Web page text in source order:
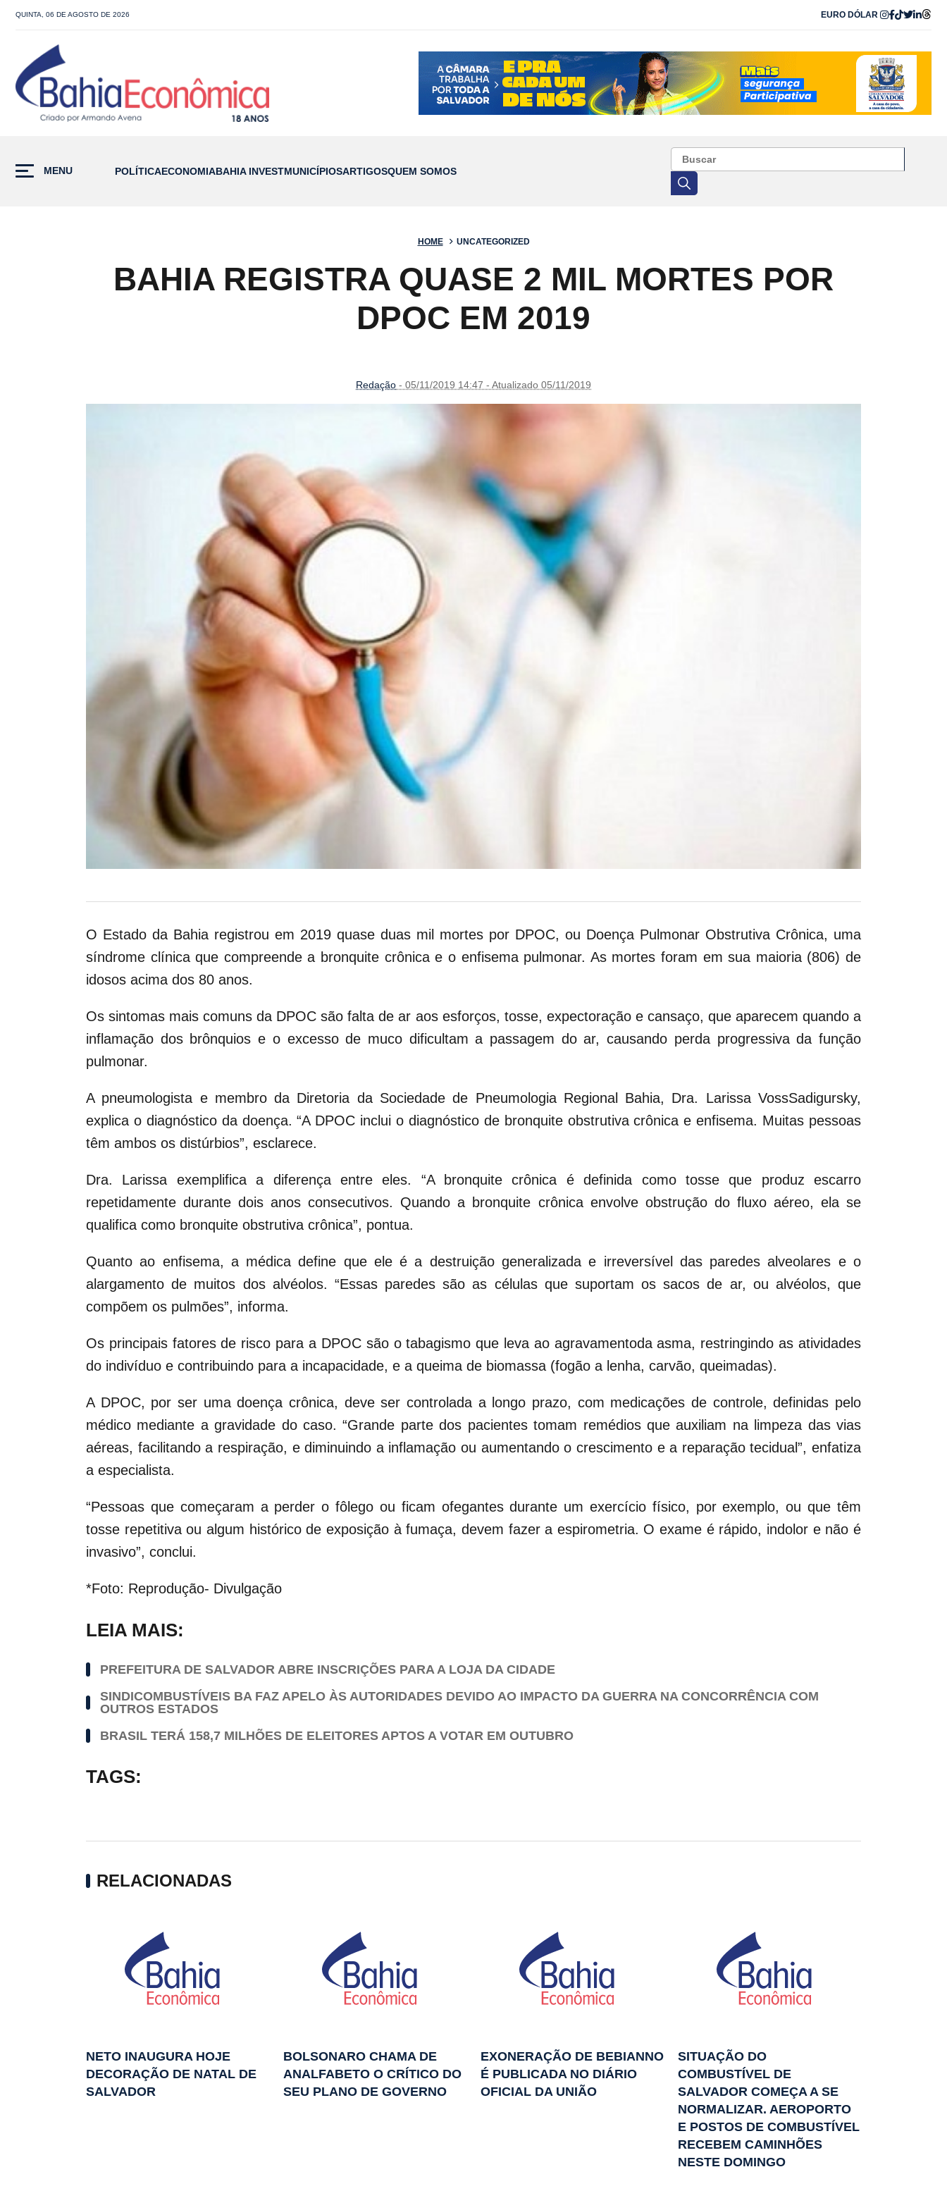
QUINTA, 06 DE AGOSTO DE 2026 EURO DÓLAR
MENU POLÍTICAECONOMIABAHIA INVESTMUNICÍPIOSARTIGOSQUEM SOMOS
HOME UNCATEGORIZED
BAHIA REGISTRA QUASE 2 MIL MORTES POR
DPOC EM 2019
Redação - 05/11/2019 14:47 - Atualizado 05/11/2019
O Estado da Bahia registrou em 2019 quase duas mil mortes por DPOC, ou Doença Pulmonar Obstrutiva Crônica, uma
síndrome clínica que compreende a bronquite crônica e o enfisema pulmonar. As mortes foram em sua maioria (806) de
idosos acima dos 80 anos.
Os sintomas mais comuns da DPOC são falta de ar aos esforços, tosse, expectoração e cansaço, que aparecem quando a
inflamação dos brônquios e o excesso de muco dificultam a passagem do ar, causando perda progressiva da função
pulmonar.
A pneumologista e membro da Diretoria da Sociedade de Pneumologia Regional Bahia, Dra. Larissa VossSadigursky,
explica o diagnóstico da doença. “A DPOC inclui o diagnóstico de bronquite obstrutiva crônica e enfisema. Muitas pessoas
têm ambos os distúrbios”, esclarece.
Dra. Larissa exemplifica a diferença entre eles. “A bronquite crônica é definida como tosse que produz escarro
repetidamente durante dois anos consecutivos. Quando a bronquite crônica envolve obstrução do fluxo aéreo, ela se
qualifica como bronquite obstrutiva crônica”, pontua.
Quanto ao enfisema, a médica define que ele é a destruição generalizada e irreversível das paredes alveolares e o
alargamento de muitos dos alvéolos. “Essas paredes são as células que suportam os sacos de ar, ou alvéolos, que
compõem os pulmões”, informa.
Os principais fatores de risco para a DPOC são o tabagismo que leva ao agravamentoda asma, restringindo as atividades
do indivíduo e contribuindo para a incapacidade, e a queima de biomassa (fogão a lenha, carvão, queimadas).
A DPOC, por ser uma doença crônica, deve ser controlada a longo prazo, com medicações de controle, definidas pelo
médico mediante a gravidade do caso. “Grande parte dos pacientes tomam remédios que auxiliam na limpeza das vias
aéreas, facilitando a respiração, e diminuindo a inflamação ou aumentando o crescimento e a reparação tecidual”, enfatiza
a especialista.
“Pessoas que começaram a perder o fôlego ou ficam ofegantes durante um exercício físico, por exemplo, ou que têm
tosse repetitiva ou algum histórico de exposição à fumaça, devem fazer a espirometria. O exame é rápido, indolor e não é
invasivo”, conclui.
*Foto: Reprodução- Divulgação
LEIA MAIS:
PREFEITURA DE SALVADOR ABRE INSCRIÇÕES PARA A LOJA DA CIDADE
SINDICOMBUSTÍVEIS BA FAZ APELO ÀS AUTORIDADES DEVIDO AO IMPACTO DA GUERRA NA CONCORRÊNCIA COM
OUTROS ESTADOS
BRASIL TERÁ 158,7 MILHÕES DE ELEITORES APTOS A VOTAR EM OUTUBRO
TAGS:
RELACIONADAS
NETO INAUGURA HOJE
DECORAÇÃO DE NATAL DE
SALVADOR
BOLSONARO CHAMA DE
ANALFABETO O CRÍTICO DO
SEU PLANO DE GOVERNO
EXONERAÇÃO DE BEBIANNO
É PUBLICADA NO DIÁRIO
OFICIAL DA UNIÃO
SITUAÇÃO DO
COMBUSTÍVEL DE
SALVADOR COMEÇA A SE
NORMALIZAR. AEROPORTO
E POSTOS DE COMBUSTÍVEL
RECEBEM CAMINHÕES
NESTE DOMINGO